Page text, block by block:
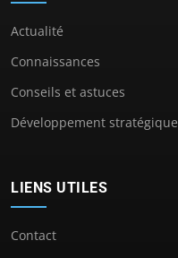
Actualité
Connaissances
Conseils et astuces
Développement stratégique
LIENS UTILES
Contact